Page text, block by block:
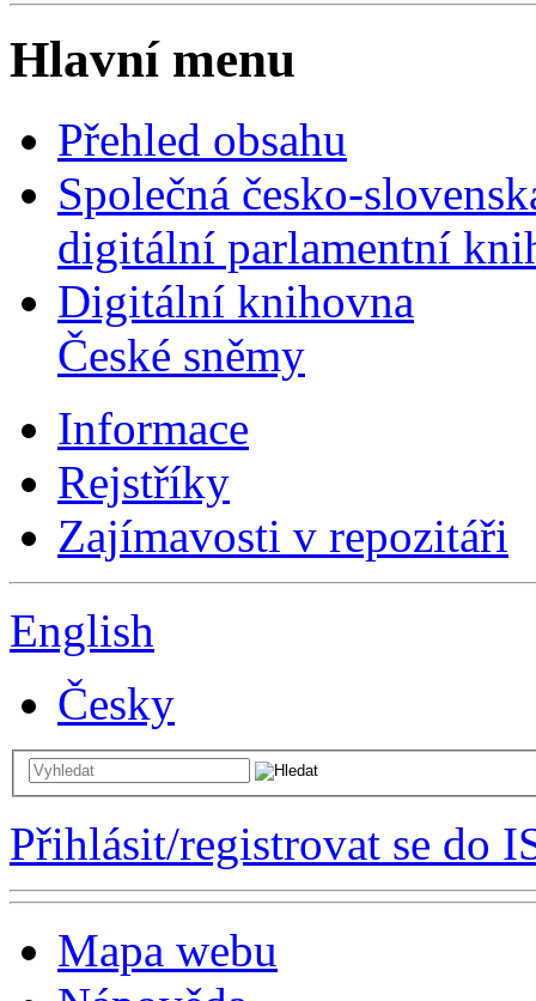
Hlavní menu
Přehled obsahu
Společná česko-
digitální parlamentní
Digitální knihovna
České sněmy
Informace
Rejstříky
Zajímavosti v repozitáři
English
Česky
Přihlásit/registrovat se do
Mapa webu